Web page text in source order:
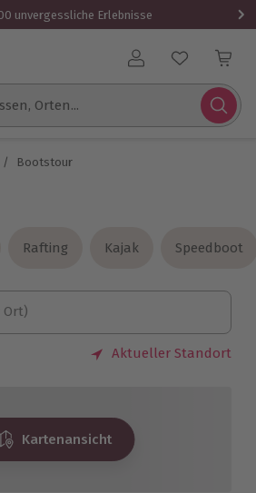
unvergessliche Erlebnisse
Benutzerkonto
Orten...
/ Bootstour
Rafting
Rafting Kajak
Kajak Speedboot
Speedboot
Ort)
Aktueller Standort
Kartenansicht